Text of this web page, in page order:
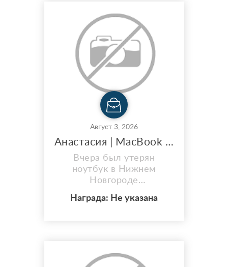
Август 3, 2026
Анастасия | MacBook Pro m5 14 16/512 гб| M2X4MTYWYQ
Вчера был утерян
ноутбук в Нижнем
Новгороде
автозавод Фучика-
Награда: Не указана